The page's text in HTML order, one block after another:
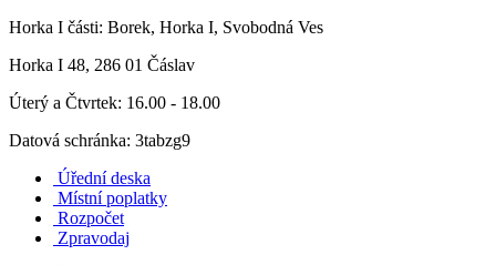
Horka I části: Borek, Horka I, Svobodná Ves
Horka I 48, 286 01 Čáslav
Úterý a Čtvrtek: 16.00 - 18.00
Datová schránka: 3tabzg9
Úřední deska
Místní poplatky
Rozpočet
Zpravodaj